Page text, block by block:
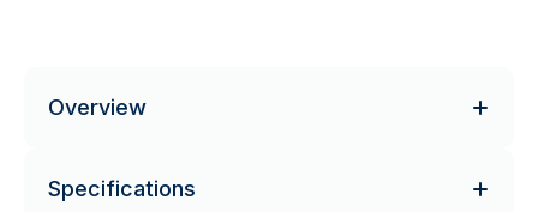
Overview
Specifications